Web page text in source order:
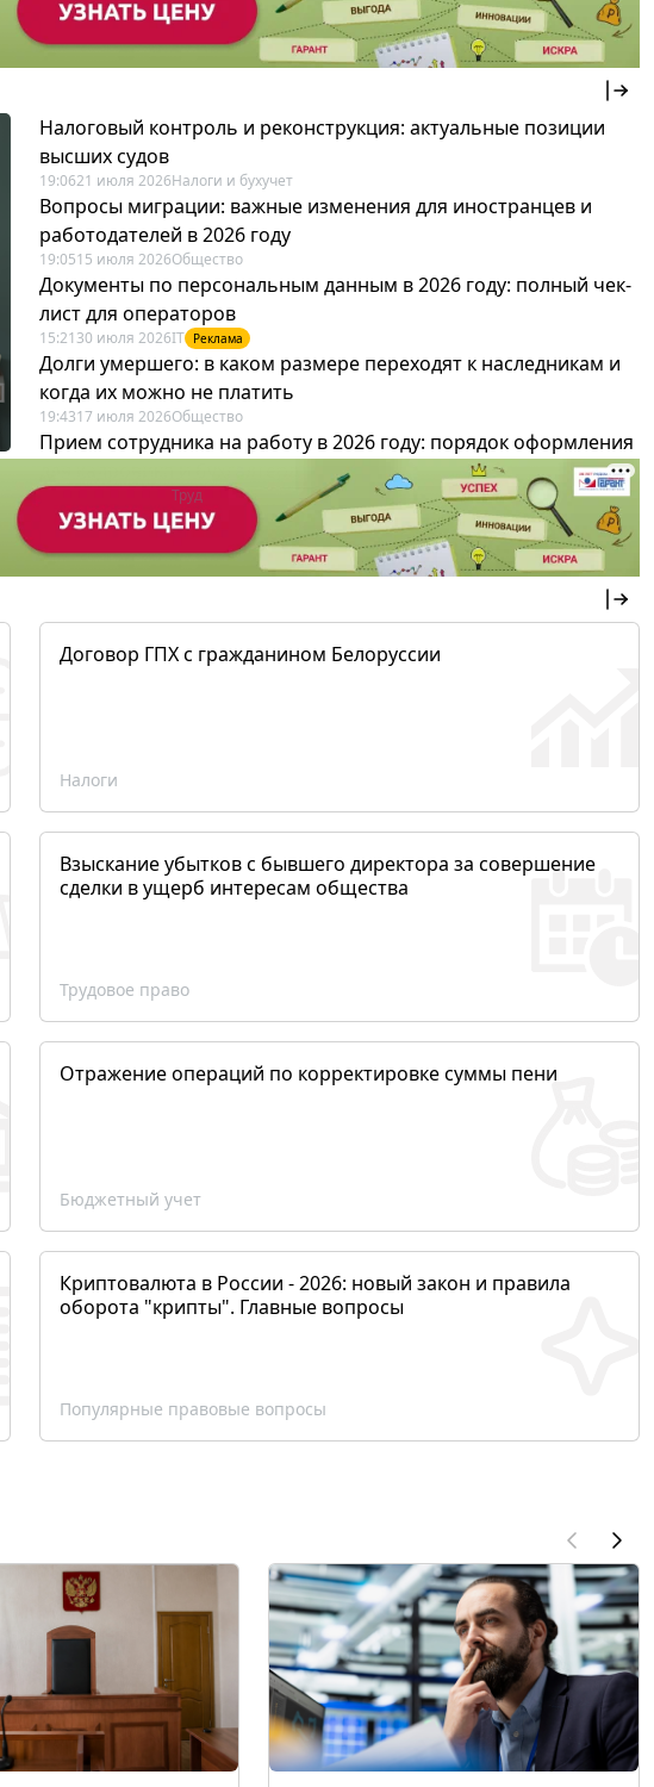
Налоговый контроль и реконструкция: актуальные позиции
высших судов
19:0621 июля 2026Налоги и бухучет
Вопросы миграции: важные изменения для иностранцев и
работодателей в 2026 году
19:0515 июля 2026Общество
Документы по персональным данным в 2026 году: полный чек-
лист для операторов
15:21 30 июля 2026IT Реклама
Долги умершего: в каком размере переходят к наследникам и
когда их можно не платить
19:4317 июля 2026Общество
Прием сотрудника на работу в 2026 году: порядок оформления
12:28 Труд Реклама
Договор ГПХ с гражданином Белоруссии
Налоги
Взыскание убытков с бывшего директора за совершение
сделки в ущерб интересам общества
Трудовое право
Отражение операций по корректировке суммы пени
Бюджетный учет
Криптовалюта в России - 2026: новый закон и правила
оборота "крипты". Главные вопросы
Популярные правовые вопросы